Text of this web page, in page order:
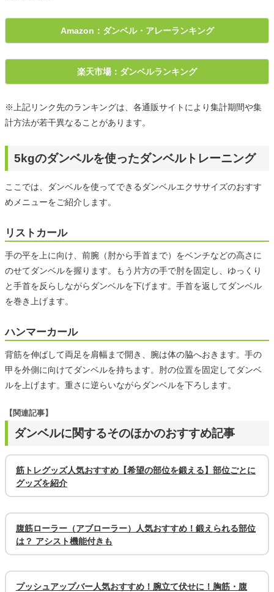
Amazon：ダンベル・アレーランキング
楽天市場：ダンベルランキング
※上記リンク先のランキングは、各通販サイトにより集計期間や集
計方法が若干異なることがあります。
5kgのダンベルを使ったダンベルトレーニング
ここでは、ダンベルを使ってできるダンベルエクササイズのおすす
めメニューをご紹介します。
リストカール
手の平を上に向け、前腕（肘から手首まで）をベンチなどの高さに
のせてダンベルを握ります。もう片方の手で肘を固定し、ゆっくり
と手首を反らしながらダンベルを下げます。手首を返してダンベル
を巻き上げます。
ハンマーカール
背筋を伸ばして両足を肩幅まで開き、腕は体の脇へおきます。手の
甲を外側に向けてダンベルを持ちます。肘の位置を固定してダンベ
ルを上げます。重さに逆らいながらダンベルを下ろします。
ダンベルに関するそのほかのおすすめ記事
【関連記事】
筋トレグッズ人気おすすめ【希望の部位を鍛える】部位ごとに
グッズを紹介
腹筋ローラー（アブローラー）人気おすすめ！鍛えられる部位
は？ アシスト機能付きも
プッシュアップバー人気おすすめ！腕立て伏せに！胸筋・腹